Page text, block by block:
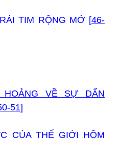
TIM RỘNG MỞ [46-
HOẢNG VỀ SỰ DẤN
51]
CỦA THẾ GIỚI HÔM